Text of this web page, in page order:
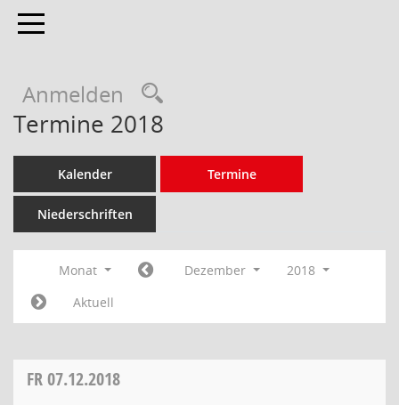
Toggle navigation
Anmelden
Termine 2018
Kalender Termine
Niederschriften
Monat Dezember
2018
Aktuell
FR07.12.2018